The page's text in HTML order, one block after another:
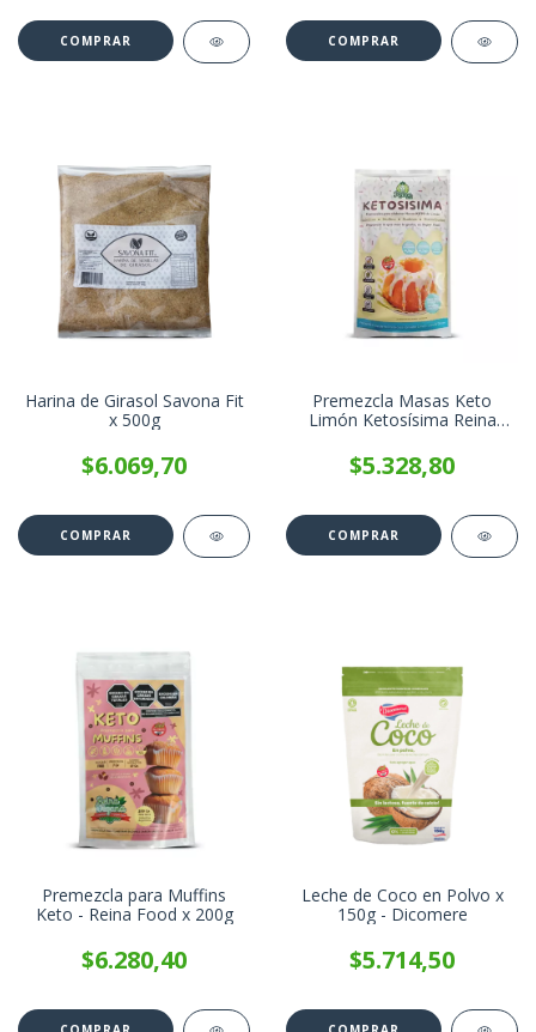
Harina de Girasol Savona Fit
x 500g
$6.069,70
Premezcla Masas Keto
Limón Ketosísima Reina
$5.328,80
Premezcla para Muffins
Keto - Reina Food x 200g
$6.280,40
Leche de Coco en Polvo x
150g - Dicomere
$5.714,50